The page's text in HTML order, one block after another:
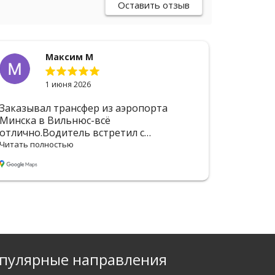
Оставить отзыв
Максим М
1 июня 2026
Заказывал трансфер из аэропорта
Минска в Вильнюс-всё
отлично.Водитель встретил с
табличкой, помог с сумками.Машина
чистая, кондиционер работал.Доехали
быстро и без пробок, водитель ехал
аккуратно.Отдельное спасибо за то, что
Читать полностью
направления